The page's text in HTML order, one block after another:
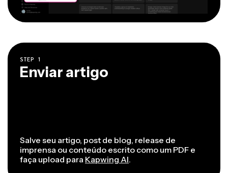
STEP 1
Enviar artigo
Salve seu artigo, post de blog, release de
imprensa ou conteúdo escrito como um PDF e
faça upload para Kapwing AI.